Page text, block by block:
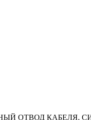
ОТВОД КАБЕЛЯ,